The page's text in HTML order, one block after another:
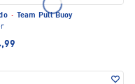
·
Team Pull Buoy